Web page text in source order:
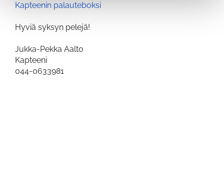
Kapteenin palauteboksi
Hyviä syksyn pelejä!
Jukka-Pekka Aalto
Kapteeni
044-0633981